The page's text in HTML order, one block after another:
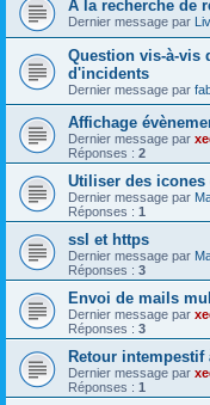
À la recherche de
Dernier message par
Question vis-à-vis
d'incidents
Dernier message par
Affichage
Dernier message par
Réponses : 2
Utiliser des
Dernier message par
Réponses : 1
ssl et https
Dernier message par
Réponses : 3
Envoi de mails
Dernier message par
Réponses : 3
Retour intempestif
Dernier message par
Réponses : 1